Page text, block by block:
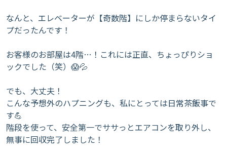
​なんと、エレベーターが【奇数階】にしか停まらないタイ
プだったんです！
お客様のお部屋は4階…！これには正直、ちょっぴりショ
ックでした（笑）😱💦
​でも、大丈夫！
こんな予想外のハプニングも、私にとっては日常茶飯事で
す💪
階段を使って、安全第一でササっとエアコンを取り外し、
無事に回収完了しました！